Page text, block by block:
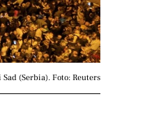
(Serbia). Foto: Reuters